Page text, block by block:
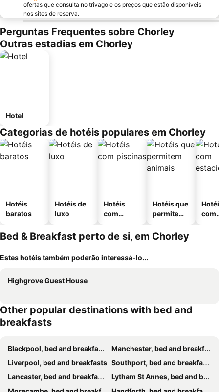
ofertas que consulta no trivago e os preços que estão disponíveis
nos sites de reserva.
Perguntas Frequentes sobre Chorley
Outras estadias em Chorley
Hotel
Categorias de hotéis populares em Chorley
Hotéis
baratos
Hotéis de
luxo
Hotéis
com
Hotéis que
permitem
com
Bed & Breakfast perto de si, em Chorley
Estes hotéis também poderão interessá-lo...
Highgrove Guest House
Other popular destinations with bed and
breakfasts
Blackpool, bed and breakfasts
Manchester, bed and breakfasts
Liverpool, bed and breakfasts Southport, bed and breakfasts
Lancaster, bed and breakfasts
Lytham St Annes, bed and breakfasts